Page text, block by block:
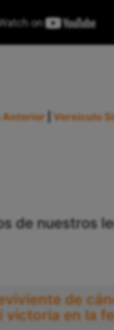
Anterior Versículo
de nuestros
de
victoria en la fe